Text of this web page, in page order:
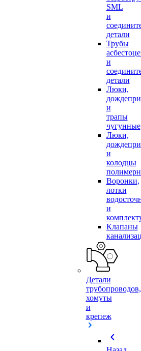
SML
и
детали
Трубы
и
детали
Люки,
и
трапы
чугунные
Люки,
и
колодцы
Воронки,
лотки
и
Клапаны
Детали
трубопроводов,
хомуты
и
крепеж
chevron_left